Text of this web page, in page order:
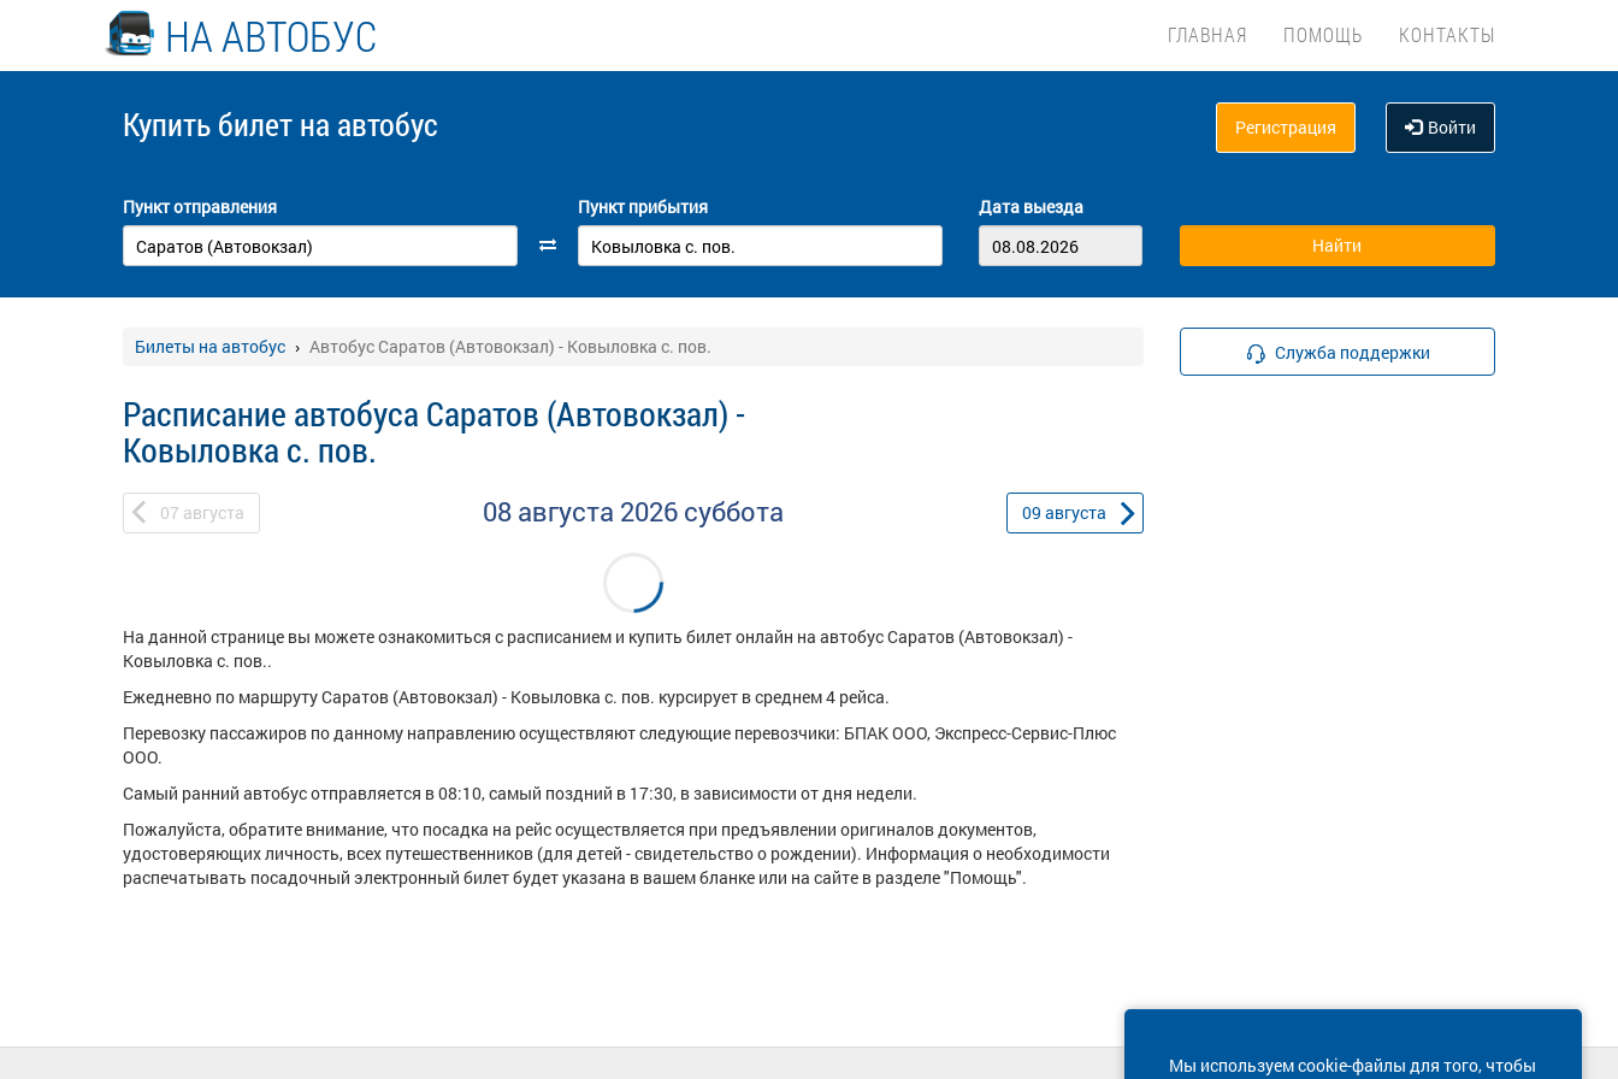
НА АВТОБУС ГЛАВНАЯ ПОМОЩЬ КОНТАКТЫ
Купить билет на автобус Регистрация Войти
Пункт отправления Пункт прибытия Дата выезда
Билеты на автобус Автобус Саратов (Автовокзал) - Ковыловка с. пов.
Расписание автобуса Саратов (Автовокзал) -
Ковыловка с. пов.
07 августа 08 августа 2026 суббота 09 августа
На данной странице вы можете ознакомиться с расписанием и купить билет онлайн на автобус Саратов (Автовокзал) -
Ковыловка с. пов..
Ежедневно по маршруту Саратов (Автовокзал) - Ковыловка с. пов. курсирует в среднем 4 рейса.
Перевозку пассажиров по данному направлению осуществляют следующие перевозчики: БПАК ООО, Экспресс-Сервис-Плюс
ООО.
Самый ранний автобус отправляется в 08:10, самый поздний в 17:30, в зависимости от дня недели.
Пожалуйста, обратите внимание, что посадка на рейс осуществляется при предъявлении оригиналов документов,
удостоверяющих личность, всех путешественников (для детей - свидетельство о рождении). Информация о необходимости
распечатывать посадочный электронный билет будет указана в вашем бланке или на сайте в разделе "Помощь".
Служба поддержки
Мы используем cookie-файлы для того, чтобы